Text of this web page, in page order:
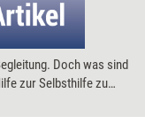
Doch was sind
zur Selbsthilfe zu
im Coaching